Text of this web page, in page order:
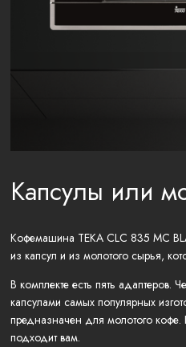
Капсулы или
Кофемашина TEKA CLC 835 MC
из капсул и из молотого сырья,
В комплекте есть пять адаптеров.
капсулами самых популярных
предназначен для молотого кофе.
подходит вам.